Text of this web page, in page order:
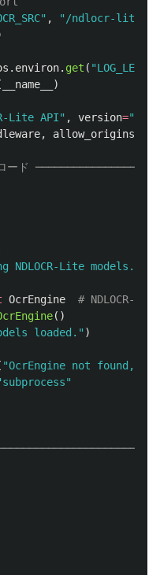
" , "/ndlocr-lite/
. environ. get ( "LOG_LEVEL
__name__ )
Lite API" , version="
, allow_origins
NDLOCR-Lite models...
OcrEngine
()
loaded. " )
"OcrEngine not found,
subprocess"